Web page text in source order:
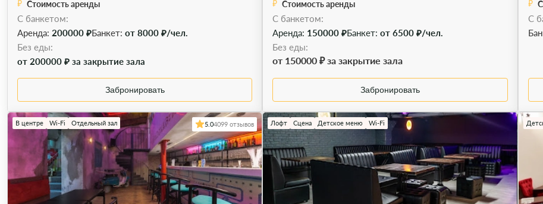
Стоимость аренды
С банкетом:
Аренда: 200000 ₽Банкет: от 8000 ₽/чел.
Без еды:
от 200000 ₽ за закрытие зала
Забронировать
Стоимость аренды
C банкетом:
Аренда: 150000 ₽Банкет:от 6500 ₽/чел.
Без еды:
от 150000 ₽ за закрытие зала
Забронировать
С
В центре Wi-Fi Отдельный зал 5.04099 отзывов Лофт Сцена Детское меню Wi-Fi